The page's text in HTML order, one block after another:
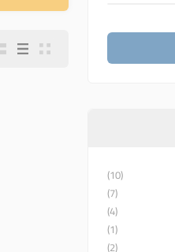
(10)
(7)
(4)
(1)
(2)